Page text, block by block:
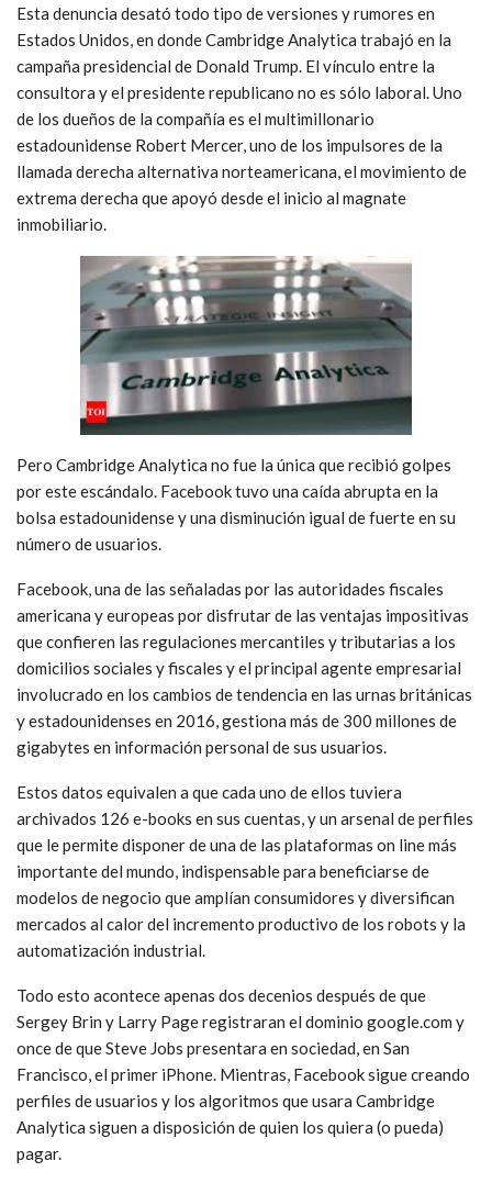
Esta denuncia desató todo tipo de versiones y rumores en
Estados Unidos, en donde Cambridge Analytica trabajó en la
campaña presidencial de Donald Trump. El vínculo entre la
consultora y el presidente republicano no es sólo laboral. Uno
de los dueños de la compañía es el multimillonario
estadounidense Robert Mercer, uno de los impulsores de la
llamada derecha alternativa norteamericana, el movimiento de
extrema derecha que apoyó desde el inicio al magnate
inmobiliario.
Pero Cambridge Analytica no fue la única que recibió golpes
por este escándalo. Facebook tuvo una caída abrupta en la
bolsa estadounidense y una disminución igual de fuerte en su
número de usuarios.
Facebook, una de las señaladas por las autoridades fiscales
americana y europeas por disfrutar de las ventajas impositivas
que confieren las regulaciones mercantiles y tributarias a los
domicilios sociales y fiscales y el principal agente empresarial
involucrado en los cambios de tendencia en las urnas británicas
y estadounidenses en 2016, gestiona más de 300 millones de
gigabytes en información personal de sus usuarios.
Estos datos equivalen a que cada uno de ellos tuviera
archivados 126 e-books en sus cuentas, y un arsenal de perfiles
que le permite disponer de una de las plataformas on line más
importante del mundo, indispensable para beneficiarse de
modelos de negocio que amplían consumidores y diversifican
mercados al calor del incremento productivo de los robots y la
automatización industrial.
Todo esto acontece apenas dos decenios después de que
Sergey Brin y Larry Page registraran el dominio google.com y
once de que Steve Jobs presentara en sociedad, en San
Francisco, el primer iPhone. Mientras, Facebook sigue creando
perfiles de usuarios y los algoritmos que usara Cambridge
Analytica siguen a disposición de quien los quiera (o pueda)
pagar.